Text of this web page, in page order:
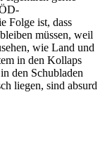
Folge ist, dass
müssen, weil
wie Land und
in den Kollaps
den Schubladen
liegen, sind absurd